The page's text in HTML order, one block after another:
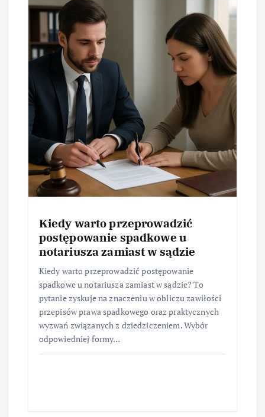
Kiedy warto przeprowadzić
postępowanie spadkowe u
notariusza zamiast w sądzie
Kiedy warto przeprowadzić postępowanie
spadkowe u notariusza zamiast w sądzie? To
pytanie zyskuje na znaczeniu w obliczu zawiłości
przepisów prawa spadkowego oraz praktycznych
wyzwań związanych z dziedziczeniem. Wybór
odpowiedniej formy…